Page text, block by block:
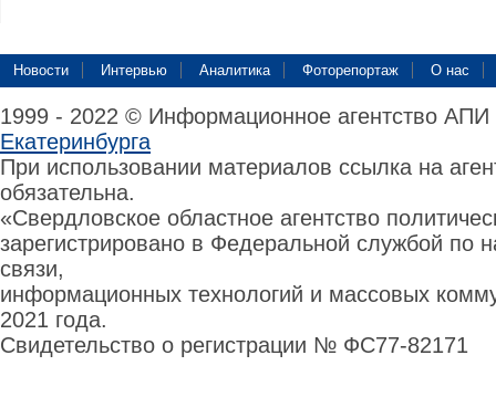
Новости Интервью Аналитика Фоторепортаж О нас
1999 - 2022 © Информационное агентство
Екатеринбурга
При использовании материалов ссылка на
обязательна.
«Свердловское областное агентство
зарегистрировано в Федеральной службой по
связи,
информационных технологий и массовых
2021 года.
Свидетельство о регистрации № ФС77-82171